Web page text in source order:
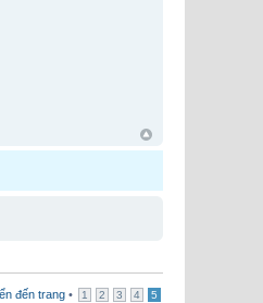
đến trang • 1 2 3 4 5